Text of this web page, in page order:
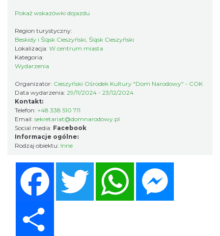
Spektakl "Tajemnica 16. piętra"
2026-10-18
1.76 km
„Daniec kontra Kryszak”
Cieszyn
1.76 km
Pokaż wskazówki dojazdu
Region turystyczny:
Beskidy i Śląsk Cieszyński, Śląsk Cieszyński
Lokalizacja: W centrum miasta
Kategoria:
Wydarzenia
Organizator: Cieszyński Ośrodek Kultury "Dom Narodowy" - COK
Data wydarzenia: 29/11/2024 - 23/12/2024
Kontakt:
Telefon: +48 338 510 711
Email: sekretariat@domnarodowy.pl
Social media: Facebook
Informacje ogólne:
Rodzaj obiektu: Inne
Twitter WhatsApp